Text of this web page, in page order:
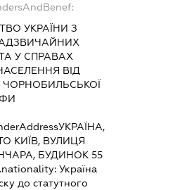
УКРАЇНИ З
У СПРАВАХ
ВІД
ЧОРНОБИЛЬСЬКОЇ
УКРАЇНА,
КИЇВ, ВУЛИЦЯ
БУДИНОК 55
Україна
до статутного